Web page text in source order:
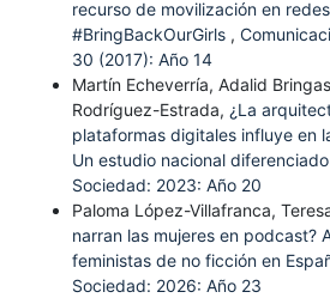
recurso de movilización en
#BringBackOurGirls ,
30 (2017): Año 14
Martín Echeverría, Adalid
Rodríguez-Estrada, ¿La
plataformas digitales influye en
Un estudio nacional diferenciado
Sociedad: 2023: Año 20
Paloma López-Villafranca,
narran las mujeres en podcast?
feministas de no ficción en
Sociedad: 2026: Año 23